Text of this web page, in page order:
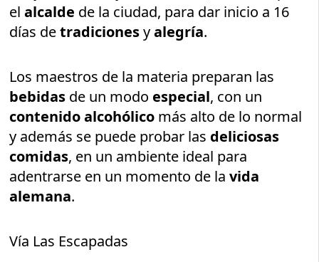
elalcalde de la ciudad, para dar inicio a 16
días detradicionesyalegría.
Los maestros de la materia preparan las
bebidas de un modo especial, con un
contenido alcohólico más alto de lo normal
y además se puede probar las deliciosas
comidas, en un ambiente ideal para
adentrarse en un momento de lavida
alemana.
Vía Las Escapadas